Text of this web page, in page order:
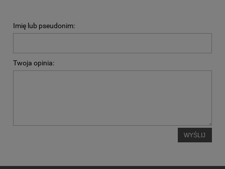
Imię lub pseudonim:
Twoja opinia:
WYŚLIJ